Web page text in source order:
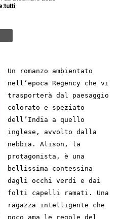
Un romanzo ambientato
nell’epoca Regency che vi
trasporterà dal paesaggio
colorato e speziato
dell’India a quello
inglese, avvolto dalla
nebbia. Alison, la
protagonista, è una
bellissima contessina
dagli occhi verdi e dai
folti capelli ramati. Una
ragazza intelligente che
poco ama le regole del